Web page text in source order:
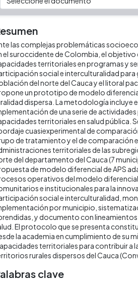
las complejas problemáticas
el suroccidente de Colombia, el
territoriales en programas y
social e interculturalidad para
del norte del Cauca y el litoral
un prototipo de modelo
dispersa. La metodología incluye
de una serie de
territoriales en salud pública.
cuasiexperimental de
de tratamiento y el de comparación
territoriales de las
del departamento del Cauca (7
de modelo diferencial de APS
operativos del modelo
e institucionales para la
social e interculturalidad,
por municipio,
y documento con
El protocolo que se presenta
la academia en cumplimiento de su
territoriales para contribuir a
rurales dispersos del Cauca
clave